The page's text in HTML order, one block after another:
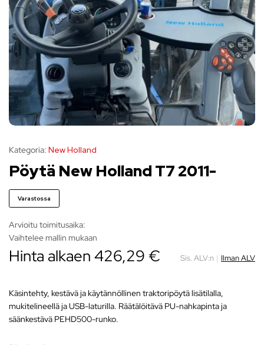
Kategoria: New Holland
Pöytä New Holland T7 2011-
Varastossa
Arvioitu toimitusaika:
Vaihtelee mallin mukaan
Hinta alkaen 426,29 € Sis. ALV:n | Ilman ALV
Käsintehty, kestävä ja käytännöllinen traktoripöytä lisätilalla,
mukitelineellä ja USB-laturilla. Räätälöitävä PU-nahkapinta ja
säänkestävä PEHD500-runko.